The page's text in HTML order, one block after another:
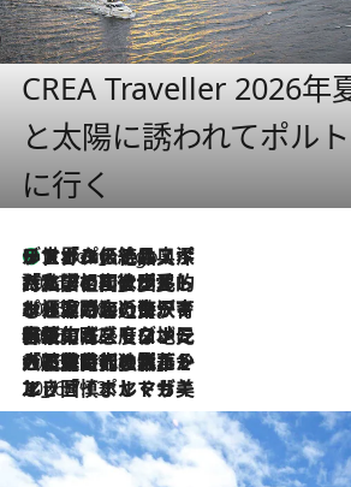
CREA Traveller 2026
と太陽に誘われてポル
に行く
4 Hours Ago
リスボンの絶品スイーツ「パステル・デ・ナタ」とは？ポルトガル伝統の奥深い世界へ
2026.7.27
「私の祖国はポルトガル語です」国民的詩人フェルナンド・ペソアと、彼が愛した文学の街を歩く
2026.7.26
ポルトガル近海が育む極上の海の幸。キリリと冷えた白ワインと愉しむ、シーフード専門店の贅沢
2026.7.22
伝統の味をモダンに昇華。高感度な地元客が集う、リスボンの最旬ガストロノミー
2026.7.21
大航海時代の栄華から、震災、独裁、そして革命へ。ポルトガル・首都リスボンの石畳に刻まれた「歴史の光と影」
2026.7.13
エッセイ・ヤマザキマリ「慎ましくも美しき国 ポルトガル」